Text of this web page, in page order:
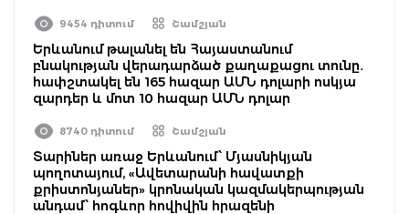
9454 դիտում Շամշյան
Երևանում թալանել են Հայաստանում
բնակության վերադարձած քաղաքացու տունը․
հափշտակել են 165 հազար ԱՄՆ դոլարի ոսկյա
զարդեր և մոտ 10 հազար ԱՄՆ դոլար
8740 դիտում Շամշյան
Տարիներ առաջ Երևանում՝ Մյասնիկյան
պողոտայում, «Ավետարանի հավատքի
քրիստոնյաներ» կրոնական կազմակերպության
անդամ՝ հոգևոր հովիվին հրազենի